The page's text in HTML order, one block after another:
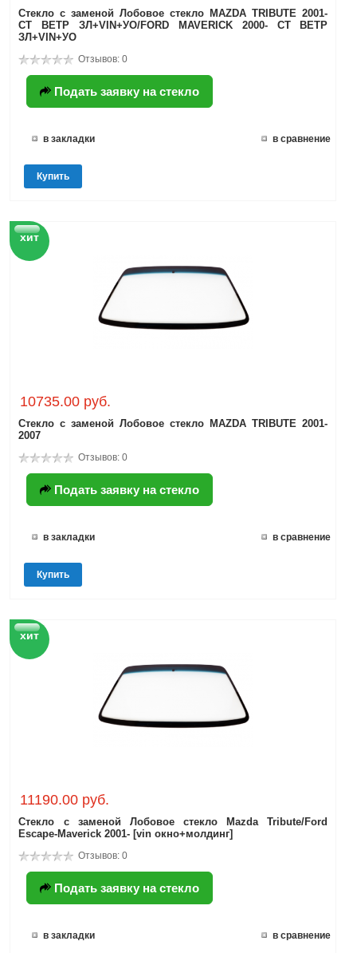
Стекло с заменой Лобовое стекло MAZDA TRIBUTE 2001-
СТ ВЕТР ЗЛ+VIN+УО/FORD MAVERICK 2000- СТ ВЕТР
ЗЛ+VIN+УО
Отзывов: 0
Подать заявку на стекло
в закладки в сравнение
Купить
хит
10735.00 руб.
Стекло с заменой Лобовое стекло MAZDA TRIBUTE 2001-
2007
Отзывов: 0
Подать заявку на стекло
в закладки в сравнение
Купить
хит
11190.00 руб.
Стекло с заменой Лобовое стекло Mazda Tribute/Ford
Escape-Maverick 2001- [vin окно+молдинг]
Отзывов: 0
Подать заявку на стекло
в закладки в сравнение